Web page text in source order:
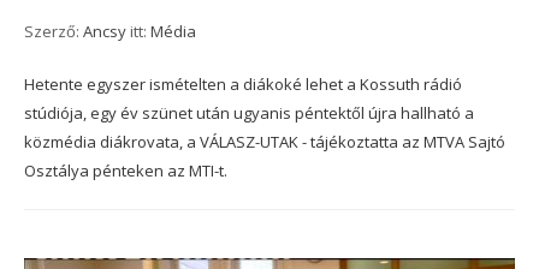
Szerző: Ancsy itt: Média
Hetente egyszer ismételten a diákoké lehet a Kossuth rádió
stúdiója, egy év szünet után ugyanis péntektől újra hallható a
közmédia diákrovata, a VÁLASZ-UTAK - tájékoztatta az MTVA Sajtó
Osztálya pénteken az MTI-t.